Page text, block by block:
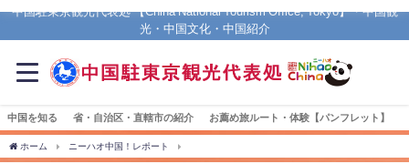
中国駐東京観光代表処 【China National Tourism Office, Tokyo】・中国観
光・中国文化・中国紹介
中国を知る 省・自治区・直轄市の紹介 お薦め旅ルート・体験【パンフレット】
ホーム ニーハオ中国！レポート